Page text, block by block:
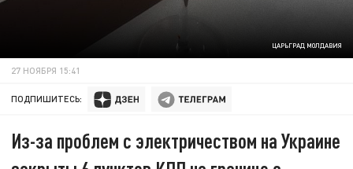
ЦАРЬГРАД МОЛДАВИЯ
27 НОЯБРЯ 15:41
ПОДПИШИТЕСЬ:
Из-за проблем с электричеством на Украине